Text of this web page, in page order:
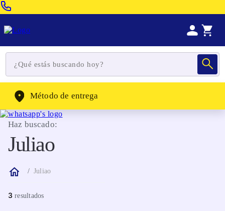
WhatsApp: (302) 262-4104
Método de entrega
Haz buscado:
Juliao
Juliao
3